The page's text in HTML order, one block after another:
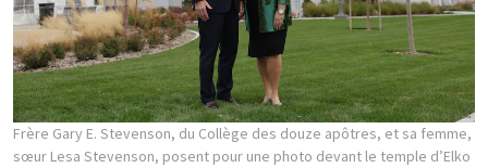
Frère Gary E. Stevenson, du Collège des douze apôtres, et sa femme,
sœur Lesa Stevenson, posent pour une photo devant le temple d’Elko